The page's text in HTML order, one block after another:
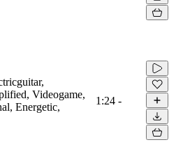
Videogame,
Energetic,
1:24 -